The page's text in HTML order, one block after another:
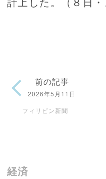
前の記事
2026年5月11日
フィリピン新聞
経済